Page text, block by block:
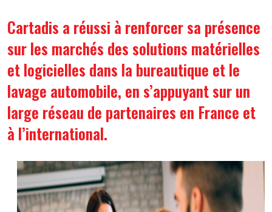
Cartadis a réussi à renforcer sa présence
sur les marchés des solutions matérielles
et logicielles dans la bureautique et le
lavage automobile, en s’appuyant sur un
large réseau de partenaires en France et
à l’international.